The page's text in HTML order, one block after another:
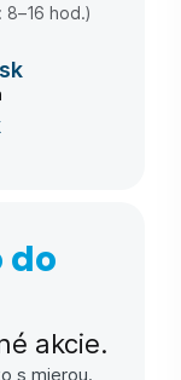
8–16 hod.)
do
akcie.
s mierou.